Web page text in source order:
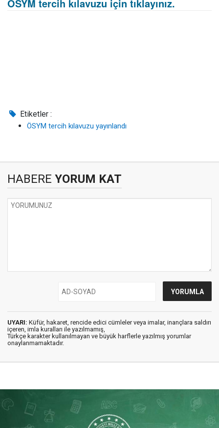
ÖSYM tercih kılavuzu için tıklayınız.
Etiketler :
ÖSYM tercih kılavuzu yayınlandı
HABERE YORUM KAT
UYARI: Küfür, hakaret, rencide edici cümleler veya imalar, inançlara saldırı
içeren, imla kuralları ile yazılmamış,
Türkçe karakter kullanılmayan ve büyük harflerle yazılmış yorumlar
onaylanmamaktadır.